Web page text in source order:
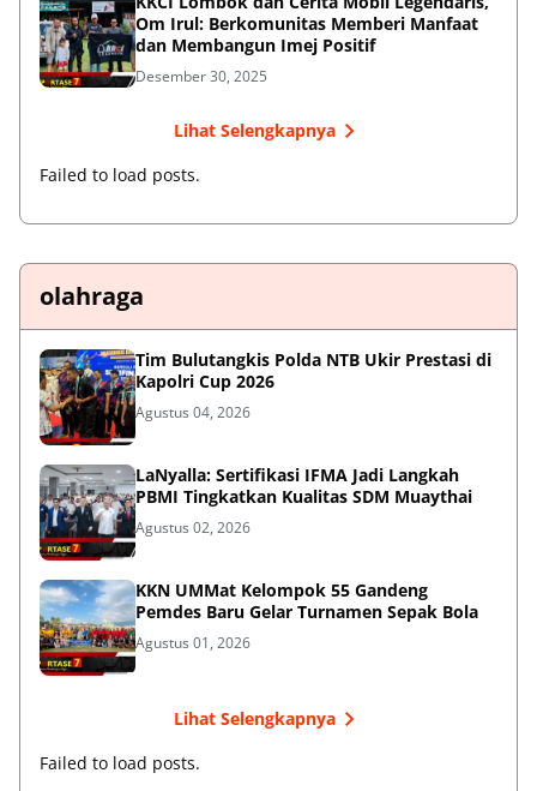
Om Irul: Berkomunitas Memberi Manfaat
dan Membangun Imej Positif
Desember 30, 2025
Lihat Selengkapnya
Failed to load posts.
olahraga
Tim Bulutangkis Polda NTB Ukir Prestasi di
Kapolri Cup 2026
Agustus 04, 2026
LaNyalla: Sertifikasi IFMA Jadi Langkah
PBMI Tingkatkan Kualitas SDM Muaythai
Agustus 02, 2026
KKN UMMat Kelompok 55 Gandeng
Pemdes Baru Gelar Turnamen Sepak Bola
Agustus 01, 2026
Lihat Selengkapnya
Failed to load posts.